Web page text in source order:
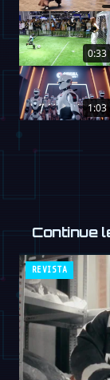
0:33
1:03
Continue
REVISTA